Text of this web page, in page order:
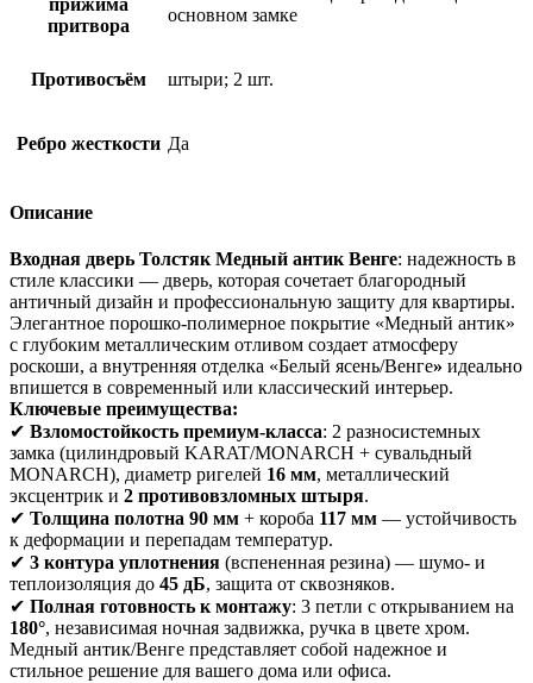
притвора
основном замке
Противосъём штыри; 2 шт.
Ребро жесткости Да
Описание
Входная дверь Толстяк Медный антик Венге: надежность в
стиле классики — дверь, которая сочетает благородный
античный дизайн и профессиональную защиту для квартиры.
Элегантное порошко-полимерное покрытие «Медный антик»
с глубоким металлическим отливом создает атмосферу
роскоши, а внутренняя отделка «Белый ясень/Венге» идеально
впишется в современный или классический интерьер.
Ключевые преимущества:
✔ Взломостойкость премиум-класса: 2 разносистемных
замка (цилиндровый KARAT/MONARCH + сувальдный
MONARCH), диаметр ригелей 16 мм, металлический
эксцентрик и 2 противовзломных штыря.
✔ Толщина полотна 90 мм + короба 117 мм — устойчивость
к деформации и перепадам температур.
✔ 3 контура уплотнения (вспененная резина) — шумо- и
теплоизоляция до 45 дБ, защита от сквозняков.
✔ Полная готовность к монтажу: 3 петли с открыванием на
180°, независимая ночная задвижка, ручка в цвете хром.
Медный антик/Венге представляет собой надежное и
стильное решение для вашего дома или офиса.